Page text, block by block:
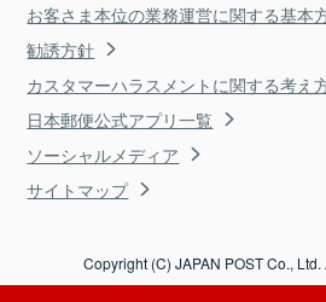
お客さま本位の業務運営に関する基本
勧誘方針
カスタマーハラスメントに関する考え
日本郵便公式アプリ一覧
ソーシャルメディア
サイトマップ
Copyright (C) JAPAN POST Co.,